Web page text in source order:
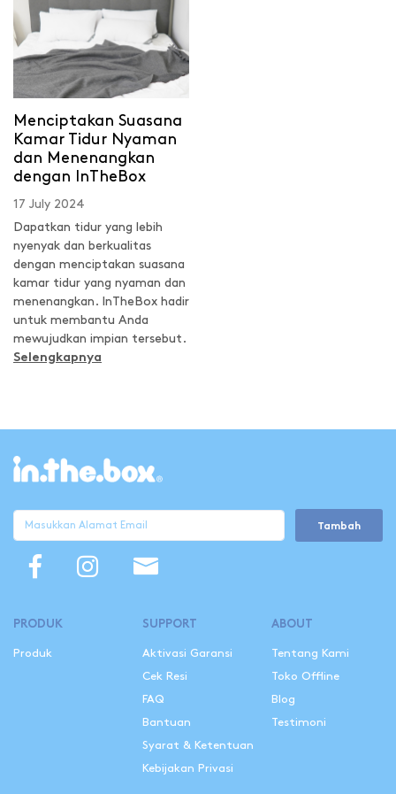
Menciptakan Suasana
Kamar Tidur Nyaman
dan Menenangkan
dengan InTheBox
17 July 2024
Dapatkan tidur yang lebih
nyenyak dan berkualitas
dengan menciptakan suasana
kamar tidur yang nyaman dan
menenangkan. InTheBox hadir
untuk membantu Anda
mewujudkan impian tersebut.
Selengkapnya
Tambah
PRODUK
Produk
SUPPORT
Aktivasi Garansi
Cek Resi
FAQ
Bantuan
Syarat & Ketentuan
Kebijakan Privasi
ABOUT
Tentang Kami
Toko Offline
Blog
Testimoni